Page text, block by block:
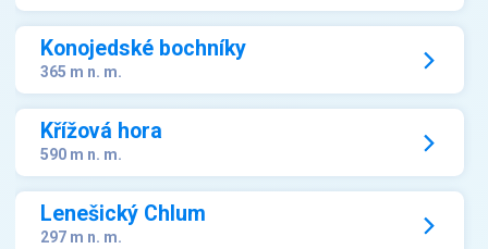
Konojedské bochníky
365 m n. m.
Křížová hora
590 m n. m.
Lenešický Chlum
297 m n. m.